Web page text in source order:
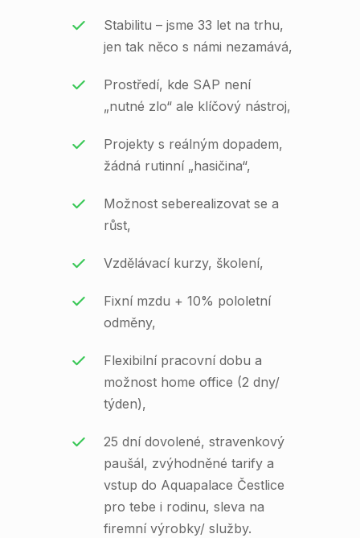
Stabilitu – jsme 33 let na trhu,
jen tak něco s námi nezamává,
Prostředí, kde SAP není
„nutné zlo“ ale klíčový nástroj,
Projekty s reálným dopadem,
žádná rutinní „hasičina“,
Možnost seberealizovat se a
růst,
Vzdělávací kurzy, školení,
Fixní mzdu + 10% pololetní
odměny,
Flexibilní pracovní dobu a
možnost home office (2 dny/
týden),
25 dní dovolené, stravenkový
paušál, zvýhodněné tarify a
vstup do Aquapalace Čestlice
pro tebe i rodinu, sleva na
firemní výrobky/ služby.